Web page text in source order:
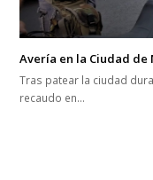
Avería en la Ciudad de
Tras patear la ciudad
recaudo en…